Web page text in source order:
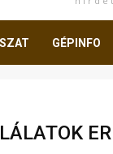
GÉPINFO